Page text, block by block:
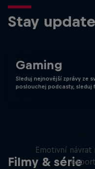
Stay
Gaming
Sleduj nejnovější zprávy ze
poslouchej podcasty, sleduj
Filmy & série
Emotivní